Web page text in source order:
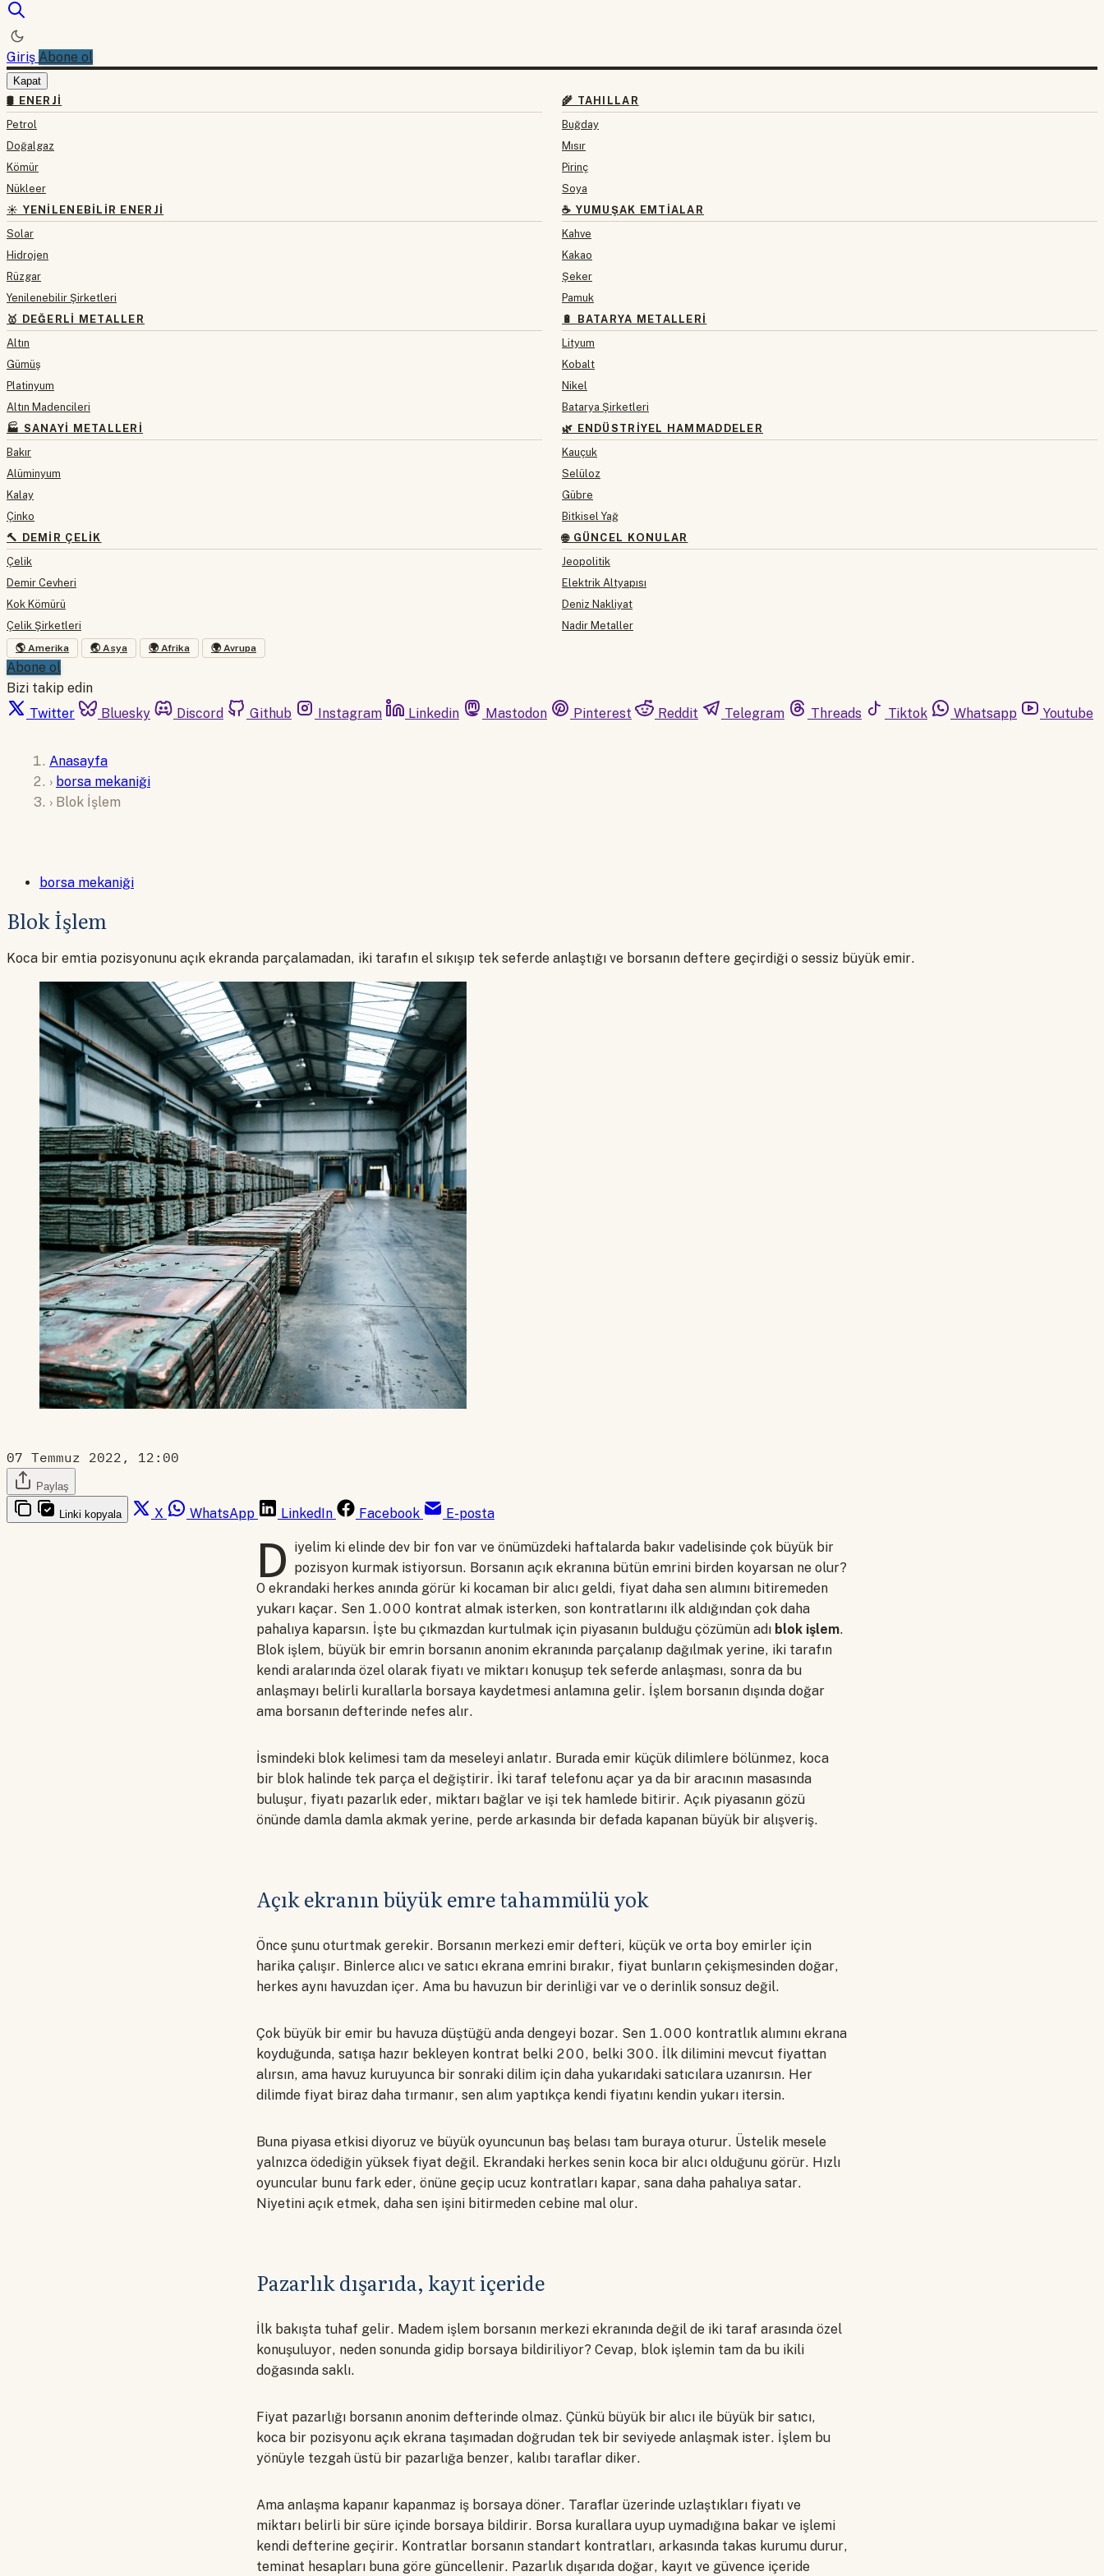
Giriş Abone ol
Kapat
🛢 ENERJI
Petrol
Doğalgaz
Kömür
Nükleer
☀️ YENILENEBILIR ENERJI
Solar
Hidrojen
Rüzgar
Yenilenebilir Şirketleri
🥇 DEĞERLI METALLER
Altın
Gümüş
Platinyum
Altın Madencileri
🏭 SANAYI METALLERI
Bakır
Alüminyum
Kalay
Çinko
🔨 DEMIR ÇELIK
Çelik
Demir Cevheri
Kok Kömürü
Çelik Şirketleri
🌾 TAHILLAR
Buğday
Mısır
Pirinç
Soya
☕ YUMUŞAK EMTIALAR
Kahve
Kakao
Şeker
Pamuk
🔋 BATARYA METALLERI
Lityum
Kobalt
Nikel
Batarya Şirketleri
🌿 ENDÜSTRIYEL HAMMADDELER
Kauçuk
Selüloz
Gübre
Bitkisel Yağ
🌐 GÜNCEL KONULAR
Jeopolitik
Elektrik Altyapısı
Deniz Nakliyat
Nadir Metaller
🌎 Amerika 🌏 Asya 🌍 Afrika 🌍 Avrupa
Abone ol
Bizi takip edin
Twitter
Bluesky Discord Github Instagram Linkedin Mastodon Pinterest Reddit Telegram Threads Tiktok Whatsapp Youtube
Anasayfa
› borsa mekaniği
› Blok İşlem
borsa mekaniği
Blok İşlem
Koca bir emtia pozisyonunu açık ekranda parçalamadan, iki tarafın el sıkışıp tek seferde anlaştığı ve borsanın deftere geçirdiği o sessiz büyük emir.
07 Temmuz 2022, 12:00
Paylaş
Linki kopyala X WhatsApp LinkedIn Facebook E-posta
D iyelim ki elinde dev bir fon var ve önümüzdeki haftalarda bakır vadelisinde çok büyük bir
pozisyon kurmak istiyorsun. Borsanın açık ekranına bütün emrini birden koyarsan ne olur?
O ekrandaki herkes anında görür ki kocaman bir alıcı geldi, fiyat daha sen alımını bitiremeden
yukarı kaçar. Sen 1.000 kontrat almak isterken, son kontratlarını ilk aldığından çok daha
pahalıya kaparsın. İşte bu çıkmazdan kurtulmak için piyasanın bulduğu çözümün adı blok işlem.
Blok işlem, büyük bir emrin borsanın anonim ekranında parçalanıp dağılmak yerine, iki tarafın
kendi aralarında özel olarak fiyatı ve miktarı konuşup tek seferde anlaşması, sonra da bu
anlaşmayı belirli kurallarla borsaya kaydetmesi anlamına gelir. İşlem borsanın dışında doğar
ama borsanın defterinde nefes alır.
İsmindeki blok kelimesi tam da meseleyi anlatır. Burada emir küçük dilimlere bölünmez, koca
bir blok halinde tek parça el değiştirir. İki taraf telefonu açar ya da bir aracının masasında
buluşur, fiyatı pazarlık eder, miktarı bağlar ve işi tek hamlede bitirir. Açık piyasanın gözü
önünde damla damla akmak yerine, perde arkasında bir defada kapanan büyük bir alışveriş.
Açık ekranın büyük emre tahammülü yok
Önce şunu oturtmak gerekir. Borsanın merkezi emir defteri, küçük ve orta boy emirler için
harika çalışır. Binlerce alıcı ve satıcı ekrana emrini bırakır, fiyat bunların çekişmesinden doğar,
herkes aynı havuzdan içer. Ama bu havuzun bir derinliği var ve o derinlik sonsuz değil.
Çok büyük bir emir bu havuza düştüğü anda dengeyi bozar. Sen 1.000 kontratlık alımını ekrana
koyduğunda, satışa hazır bekleyen kontrat belki 200, belki 300. İlk dilimini mevcut fiyattan
alırsın, ama havuz kuruyunca bir sonraki dilim için daha yukarıdaki satıcılara uzanırsın. Her
dilimde fiyat biraz daha tırmanır, sen alım yaptıkça kendi fiyatını kendin yukarı itersin.
Buna piyasa etkisi diyoruz ve büyük oyuncunun baş belası tam buraya oturur. Üstelik mesele
yalnızca ödediğin yüksek fiyat değil. Ekrandaki herkes senin koca bir alıcı olduğunu görür. Hızlı
oyuncular bunu fark eder, önüne geçip ucuz kontratları kapar, sana daha pahalıya satar.
Niyetini açık etmek, daha sen işini bitirmeden cebine mal olur.
Pazarlık dışarıda, kayıt içeride
İlk bakışta tuhaf gelir. Madem işlem borsanın merkezi ekranında değil de iki taraf arasında özel
konuşuluyor, neden sonunda gidip borsaya bildiriliyor? Cevap, blok işlemin tam da bu ikili
doğasında saklı.
Fiyat pazarlığı borsanın anonim defterinde olmaz. Çünkü büyük bir alıcı ile büyük bir satıcı,
koca bir pozisyonu açık ekrana taşımadan doğrudan tek bir seviyede anlaşmak ister. İşlem bu
yönüyle tezgah üstü bir pazarlığa benzer, kalıbı taraflar diker.
Ama anlaşma kapanır kapanmaz iş borsaya döner. Taraflar üzerinde uzlaştıkları fiyatı ve
miktarı belirli bir süre içinde borsaya bildirir. Borsa kurallara uyup uymadığına bakar ve işlemi
kendi defterine geçirir. Kontratlar borsanın standart kontratları, arkasında takas kurumu durur,
teminat hesapları buna göre güncellenir. Pazarlık dışarıda doğar, kayıt ve güvence içeride